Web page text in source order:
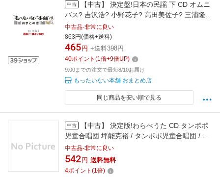
中古
【中古】 決定盤!日本の民謡 下 CD オムニ
バス? 吉沢浩? 小野花子? 高田美佐子? 三浦隆
子? 古井戸道雄? 三橋美智也? 小杉真貴子? 大塚
文雄? 下谷二三子 漆原栄美子 / オム / [CD]【宅
配便出荷】
中古品-非常に良い
863円(価格+送料)
465 円 +送料398円
40ポイント (1倍+9倍UP)
9:00までの注文で最短8/10お届け
もったいない本舗 おまとめ店
同じ商品を安い順で見る
中古
【中古】 決定版!わらべうた CD タンポポ
児童合唱団 坪能克裕 / タンポポ児童合唱団 / キ
ングレコード [CD]【メール便送料無料】【最短
翌日配達対応】
中古品-非常に良い
542 円 送料無料
4ポイント (1倍)